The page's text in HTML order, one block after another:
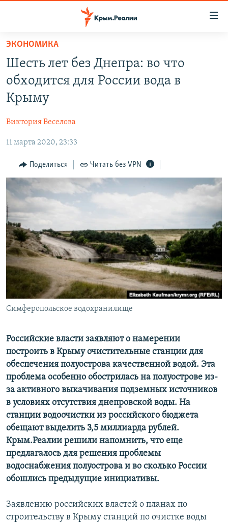
Вернуться
основному
содержанию
Вернутся
главной
навигации
Вернутся
поиску
СПЕЦПРОЕКТЫ
11 ЛЕТ ОККУПАЦИИ КРЫМА. 11 ИСТОРИЙ СОПРОТИВЛЕНИЯ
ВОДА
ЕЩЕ
ИНТЕРАКТИВ
ИНФОГРАФИКА
ТЕЛЕПРОЕКТ КРЫМ.РЕАЛИИ
СОВЕТЫ ПРАВОЗАЩИТНИКОВ
ПОБЕДИТЕЛЕЙ НЕ СУДЯТ?
КРЫМ.НЕПОКОРЕННЫЙ
ELIFBE
УКРАИНСКАЯ ПРОБЛЕМА КРЫМА
РАДІО СВОБОДА
КАК ОБОЙТИ БЛОКИРОВКУ
Українською
Qırımtatar
ПРИСОЕДИНЯЙТЕСЬ!
Все сайты RFE/RL
ЭКОНОМИКА
Шесть лет без Днепра: во что
обходится для России вода в
Крыму
Виктория Веселова
11 марта 2020, 23:33
Поделиться Читать без VPN
Симферопольское водохранилище
Российские власти заявляют о намерении
построить в Крыму очистительные станции для
обеспечения полуострова качественной водой. Эта
проблема особенно обострилась на полуострове из-
за активного выкачивания подземных источников
в условиях отсутствия днепровской воды. На
станции водоочистки из российского бюджета
обещают выделить 3,5 миллиарда рублей.
Крым.Реалии решили напомнить, что еще
предлагалось для решения проблемы
водоснабжения полуострова и во сколько России
обошлись предыдущие инициативы.
Заявлению российских властей о планах по
строительству в Крыму станций по очистке воды